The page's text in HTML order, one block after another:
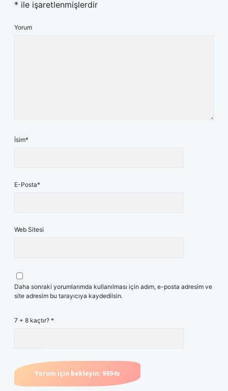
* ile işaretlenmişlerdir
Yorum
İsim*
E-Posta*
Web Sitesi
Daha sonraki yorumlarımda kullanılması için adım, e-posta adresim ve
site adresim bu tarayıcıya kaydedilsin.
7 + 8 kaçtır? *